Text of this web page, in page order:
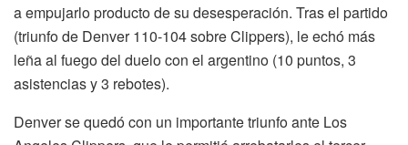
a empujarlo producto de su desesperación. Tras el partido
(triunfo de Denver 110-104 sobre Clippers), le echó más
leña al fuego del duelo con el argentino (10 puntos, 3
asistencias y 3 rebotes).
Denver se quedó con un importante triunfo ante Los